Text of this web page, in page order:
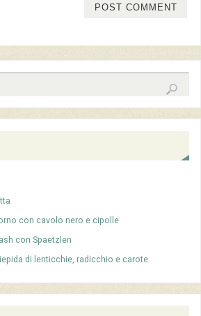
con cavolo nero e cipolle
con Spaetzlen
di lenticchie, radicchio e carote